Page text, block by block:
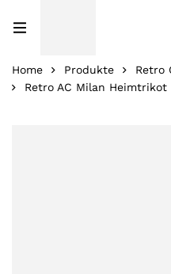
Home Produkte Retro
Retro AC Milan Heimtrikot